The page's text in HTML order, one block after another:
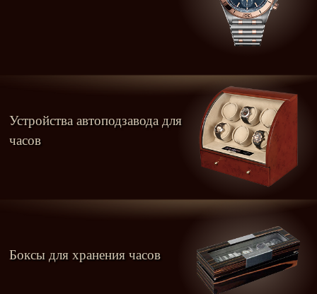
Устройства автоподзавода для
часов
Боксы для хранения часов